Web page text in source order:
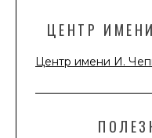
ЦЕНТР
Центр имени И.